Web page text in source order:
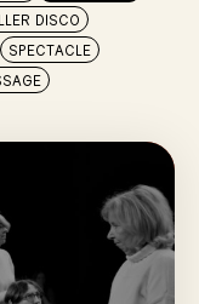
DISCO
SPECTACLE